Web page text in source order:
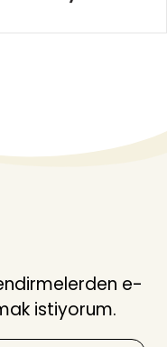
e-
istiyorum.